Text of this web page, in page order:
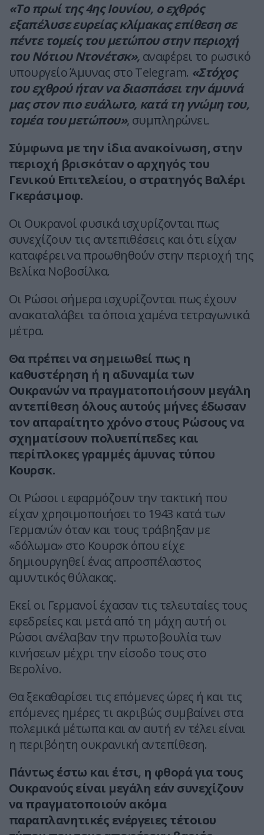
«Το πρωί της 4ης Ιουνίου, ο εχθρός
εξαπέλυσε ευρείας κλίμακας επίθεση σε
πέντε τομείς του μετώπου στην περιοχή
του Νότιου Ντονέτσκ», αναφέρει το ρωσικό
υπουργείο Άμυνας στο Telegram. «Στόχος
του εχθρού ήταν να διασπάσει την άμυνά
μας στον πιο ευάλωτο, κατά τη γνώμη του,
τομέα του μετώπου», συμπληρώνει.
Σύμφωνα με την ίδια ανακοίνωση, στην
περιοχή βρισκόταν ο αρχηγός του
Γενικού Επιτελείου, ο στρατηγός Βαλέρι
Γκεράσιμοφ.
Οι Ουκρανοί φυσικά ισχυρίζονται πως
συνεχίζουν τις αντεπιθέσεις και ότι είχαν
καταφέρει να προωθηθούν στην περιοχή της
Βελίκα Νοβοσίλκα.
Οι Ρώσοι σήμερα ισχυρίζονται πως έχουν
ανακαταλάβει τα όποια χαμένα τετραγωνικά
μέτρα.
Θα πρέπει να σημειωθεί πως η
καθυστέρηση ή η αδυναμία των
Ουκρανών να πραγματοποιήσουν μεγάλη
αντεπίθεση όλους αυτούς μήνες έδωσαν
τον απαραίτητο χρόνο στους Ρώσους να
σχηματίσουν πολυεπίπεδες και
περίπλοκες γραμμές άμυνας τύπου
Κουρσκ.
Οι Ρώσοι ι εφαρμόζουν την τακτική που
είχαν χρησιμοποιήσει το 1943 κατά των
Γερμανών όταν και τους τράβηξαν με
«δόλωμα» στο Κουρσκ όπου είχε
δημιουργηθεί ένας απροσπέλαστος
αμυντικός θύλακας.
Εκεί οι Γερμανοί έχασαν τις τελευταίες τους
εφεδρείες και μετά από τη μάχη αυτή οι
Ρώσοι ανέλαβαν την πρωτοβουλία των
κινήσεων μέχρι την είσοδο τους στο
Βερολίνο.
Θα ξεκαθαρίσει τις επόμενες ώρες ή και τις
επόμενες ημέρες τι ακριβώς συμβαίνει στα
πολεμικά μέτωπα και αν αυτή εν τέλει είναι
η περιβόητη ουκρανική αντεπίθεση.
Πάντως έστω και έτσι, η φθορά για τους
Ουκρανούς είναι μεγάλη εάν συνεχίζουν
να πραγματοποιούν ακόμα
παραπλανητικές ενέργειες τέτοιου